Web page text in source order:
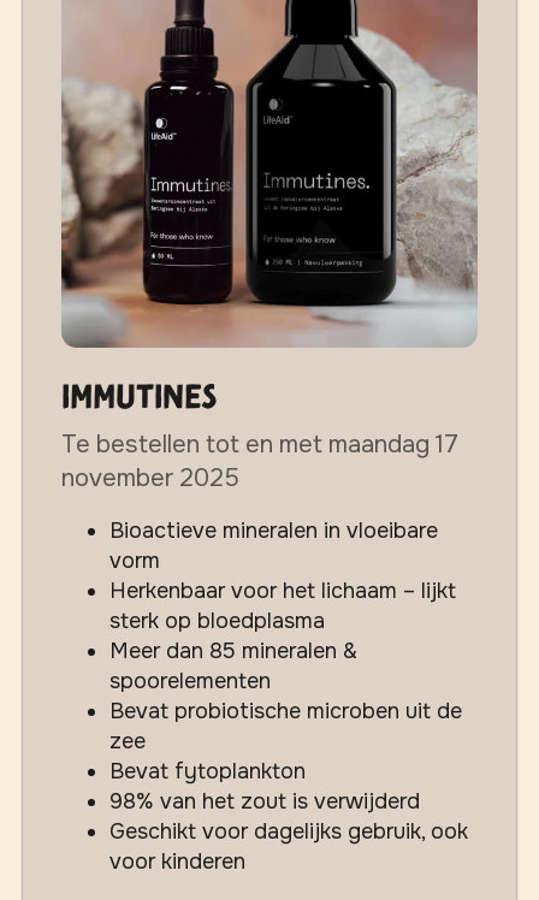
Immutines
Te bestellen tot en met maandag 17
november 2025
Bioactieve mineralen in vloeibare
vorm
Herkenbaar voor het lichaam – lijkt
sterk op bloedplasma
Meer dan 85 mineralen &
spoorelementen
Bevat probiotische microben uit de
zee
Bevat fytoplankton
98% van het zout is verwijderd
Geschikt voor dagelijks gebruik, ook
voor kinderen